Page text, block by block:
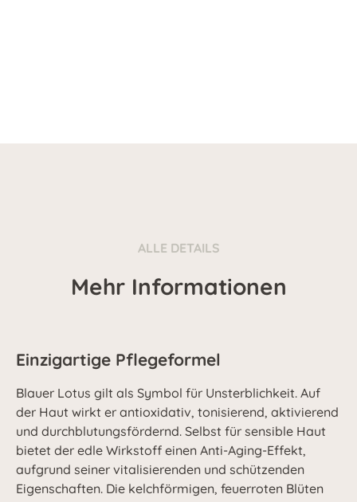
ALLE DETAILS
Mehr Informationen
Einzigartige Pflegeformel
Blauer Lotus gilt als Symbol für Unsterblichkeit. Auf
der Haut wirkt er antioxidativ, tonisierend, aktivierend
und durchblutungsfördernd. Selbst für sensible Haut
bietet der edle Wirkstoff einen Anti-Aging-Effekt,
aufgrund seiner vitalisierenden und schützenden
Eigenschaften. Die kelchförmigen, feuerroten Blüten